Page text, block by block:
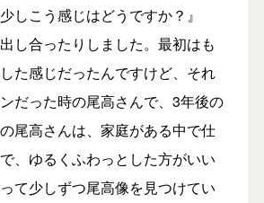
しこう感じはどうですか？』
し合ったりしました。最初はも
た感じだったんですけど、それ
だった時の尾高さんで、3年後の
尾高さんは、家庭がある中で仕
、ゆるくふわっとした方がいい
て少しずつ尾高像を見つけてい